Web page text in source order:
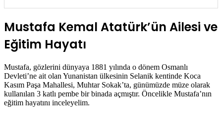
Mustafa Kemal Atatürk’ün Ailesi ve
Eğitim Hayatı
Mustafa, gözlerini dünyaya 1881 yılında o dönem Osmanlı
Devleti’ne ait olan Yunanistan ülkesinin Selanik kentinde Koca
Kasım Paşa Mahallesi, Muhtar Sokak’ta, günümüzde müze olarak
kullanılan 3 katlı pembe bir binada açmıştır. Öncelikle Mustafa’nın
eğitim hayatını inceleyelim.